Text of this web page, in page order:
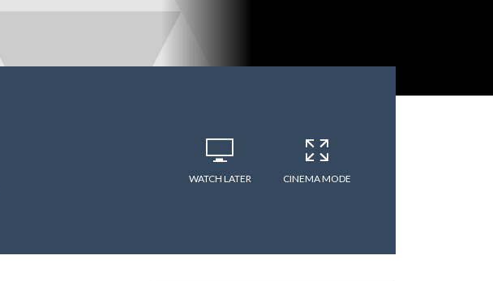
WATCH LATER CINEMA MODE